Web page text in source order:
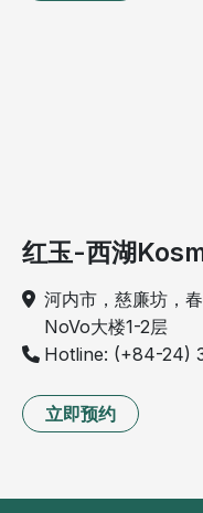
红玉-西湖
河内市，慈廉坊，
NoVo大楼1-2层
Hotline: (+84-24)
立即预约